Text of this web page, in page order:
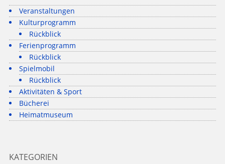
Veranstaltungen
Kulturprogramm
Rückblick
Ferienprogramm
Rückblick
Spielmobil
Rückblick
Aktivitäten & Sport
Bücherei
Heimatmuseum
KATEGORIEN